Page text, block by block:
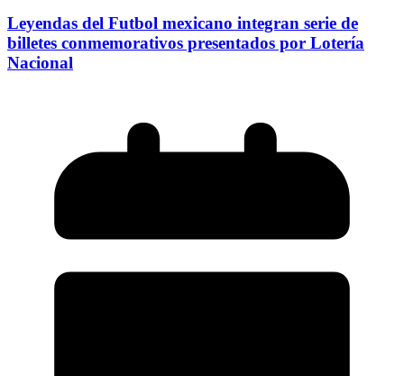
Leyendas del Futbol mexicano integran serie de
billetes conmemorativos presentados por Lotería
Nacional